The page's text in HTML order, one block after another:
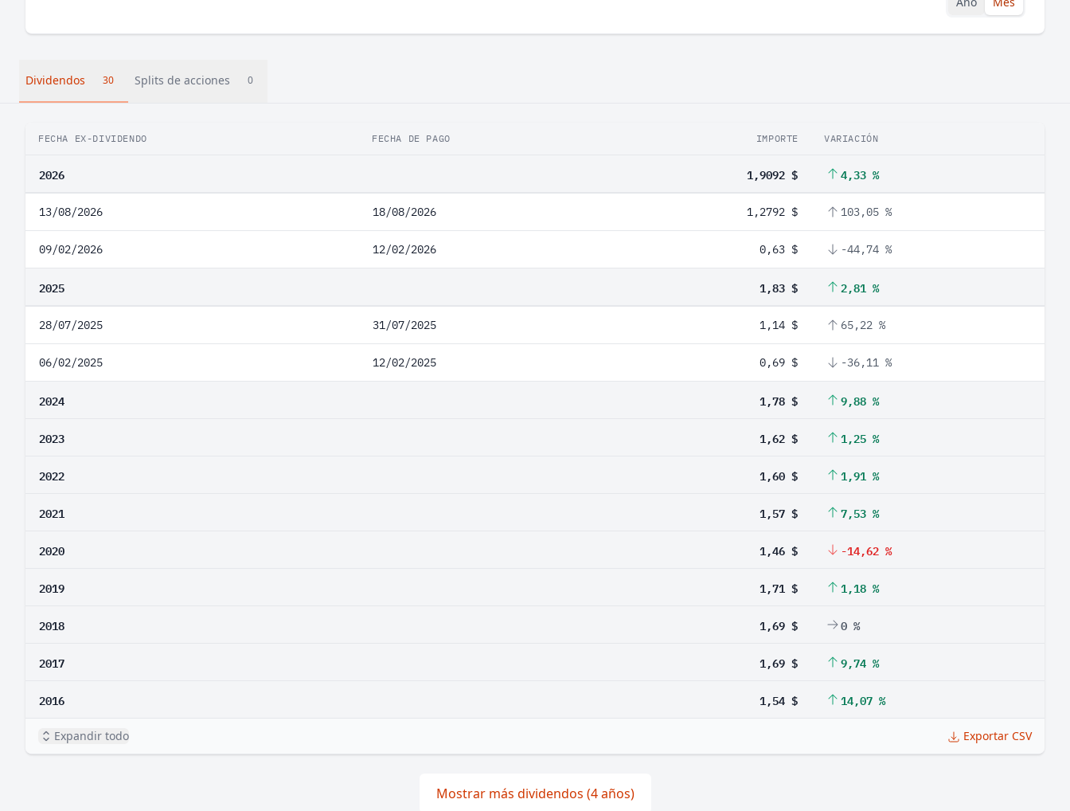
Dividendos 30 Splits de acciones 0
FECHA EX-DIVIDENDO FECHA DE PAGO IMPORTE VARIACIÓN
2026 1,9092 $ 4,33 %
13/08/2026 18/08/2026 1,2792 $ 103,05 %
09/02/2026 12/02/2026 0,63 $ -44,74 %
2025 1,83 $ 2,81 %
28/07/2025 31/07/2025 1,14 $ 65,22 %
06/02/2025 12/02/2025 0,69 $ -36,11 %
2024 1,78 $ 9,88 %
2023 1,62 $ 1,25 %
2022 1,60 $ 1,91 %
2021 1,57 $ 7,53 %
2020 1,46 $ -14,62 %
2019 1,71 $ 1,18 %
2018 1,69 $ 0 %
2017 1,69 $ 9,74 %
2016 1,54 $ 14,07 %
Expandir todo Exportar CSV
Mostrar más dividendos (4 años)